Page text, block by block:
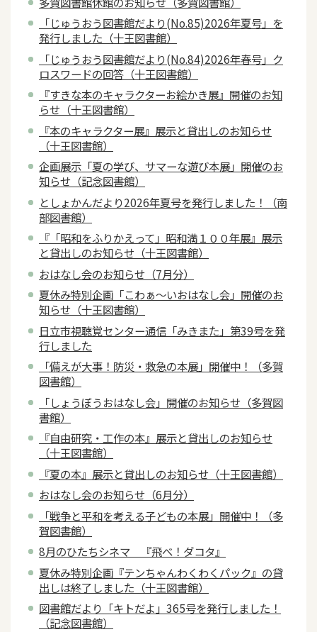
「じゅうおう図書館だより(No.85)2026年夏号」を
発行しました（十王図書館）
「じゅうおう図書館だより(No.84)2026年春号」ク
ロスワードの回答（十王図書館）
『すきな本のキャラクターお絵かき展』開催のお知
らせ（十王図書館）
『本のキャラクター展』展示と貸出しのお知らせ
（十王図書館）
企画展示「夏の学び、サマーな遊び本展」開催のお
知らせ（記念図書館）
としょかんだより2026年夏号を発行しました！（南
部図書館）
『「昭和をふりかえって」昭和満１００年展』展示
と貸出しのお知らせ（十王図書館）
おはなし会のお知らせ（7月分）
夏休み特別企画「こわぁ～いおはなし会」開催のお
知らせ（十王図書館）
日立市視聴覚センター通信「みきまた」第39号を発
行しました
「備えが大事！防災・救急の本展」開催中！（多賀
図書館）
「しょうぼうおはなし会」開催のお知らせ（多賀図
書館）
『自由研究・工作の本』展示と貸出しのお知らせ
（十王図書館）
『夏の本』展示と貸出しのお知らせ（十王図書館）
おはなし会のお知らせ（6月分）
「戦争と平和を考える子どもの本展」開催中！（多
賀図書館）
8月のひたちシネマ 『飛べ！ダコタ』
夏休み特別企画『テンちゃんわくわくパック』の貸
出しは終了しました（十王図書館）
図書館だより「キトだよ」365号を発行しました！
（記念図書館）